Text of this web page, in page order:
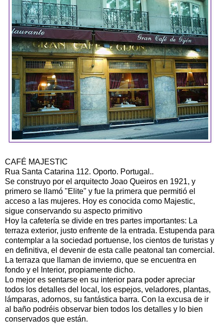
CAFÉ MAJESTIC
Rua Santa Catarina 112. Oporto. Portugal..
Se construyo por el arquitecto Joao Queiros en 1921, y
primero se llamó "Elite" y fue la primera que permitió el
acceso a las mujeres. Hoy es conocida como Majestic,
sigue conservando su aspecto primitivo
Hoy la cafetería se divide en tres partes importantes: La
terraza exterior, justo enfrente de la entrada. Estupenda para
contemplar a la sociedad portuense, los cientos de turistas y
en definitiva, el devenir de esta calle peatonal tan comercial.
La terraza que llaman de invierno, que se encuentra en
fondo y el Interior, propiamente dicho.
Lo mejor es sentarse en su interior para poder apreciar
todos los detalles del local, los espejos, veladores, plantas,
lámparas, adornos, su fantástica barra. Con la excusa de ir
al baño podréis observar bien todos los detalles y lo bien
conservados que están.